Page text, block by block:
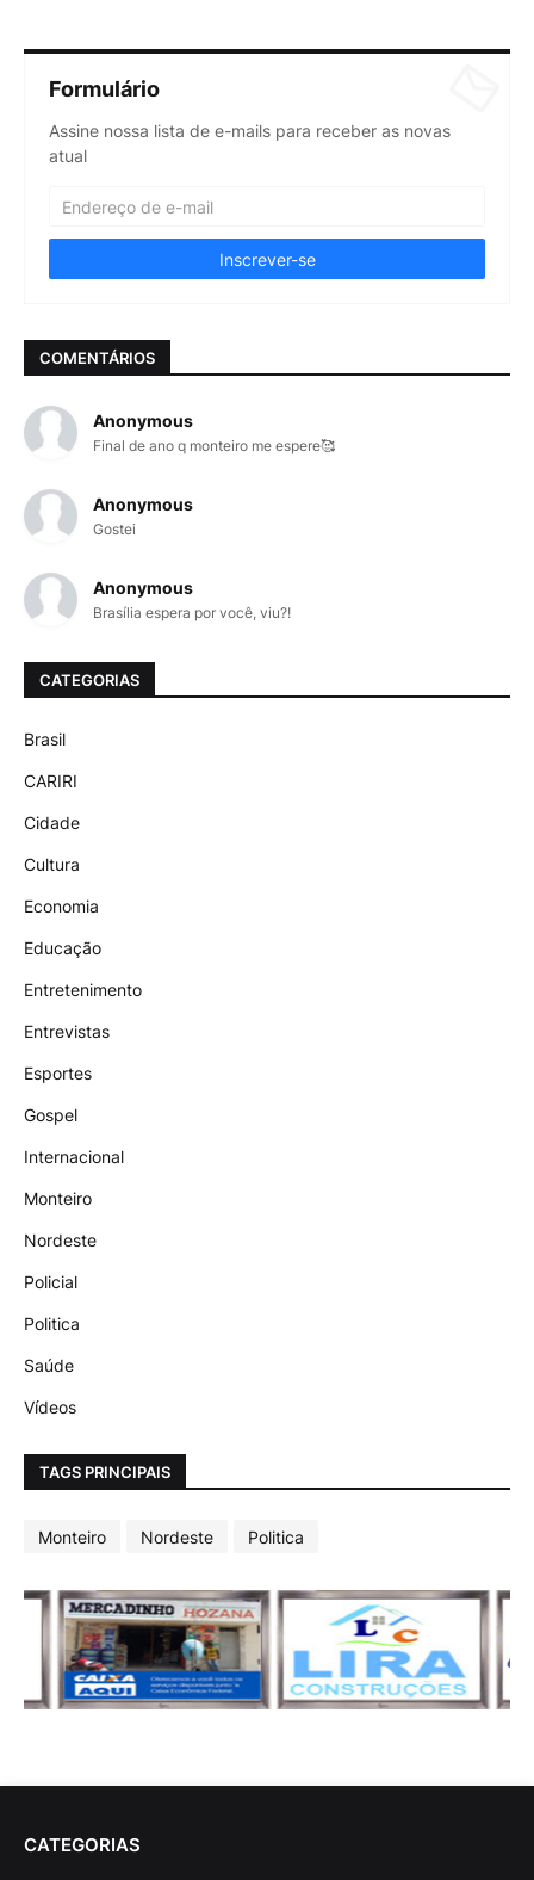
Formulário
Assine nossa lista de e-mails para receber as novas
atual
COMENTÁRIOS
Anonymous
Final de ano q monteiro me espere🥰
Anonymous
Gostei
Anonymous
Brasília espera por você, viu?!
CATEGORIAS
Brasil
CARIRI
Cidade
Cultura
Economia
Educação
Entretenimento
Entrevistas
Esportes
Gospel
Internacional
Monteiro
Nordeste
Policial
Politica
Saúde
Vídeos
TAGS PRINCIPAIS
Monteiro Nordeste Politica
CATEGORIAS